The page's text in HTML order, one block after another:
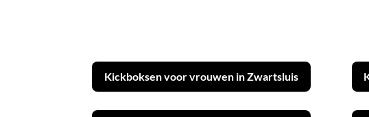
Kickboksen voor vrouwen in Zwartsluis